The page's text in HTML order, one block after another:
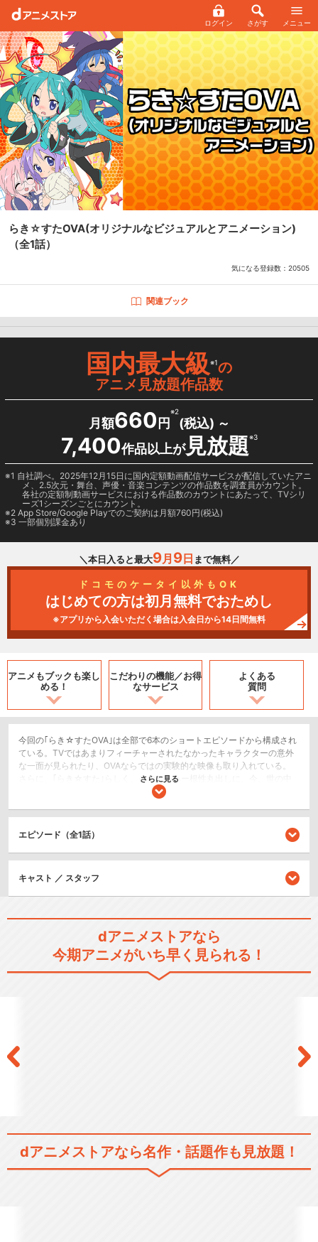
ログイン さがす メニュー
らき☆すたOVA(オリジナルなビジュアルとアニメーション)
（全1話）
気になる登録数： 20505
関連ブック
国内最大級※1の
アニメ見放題作品数
月額660 円
※2
(税込) ～
7,400作品以上が見放題※3
1 自社調べ。2025年12月15日に国内定額動画配信サービスが配信していたアニ
メ、2.5次元・舞台、声優・音楽コンテンツの作品数を調査員がカウント。
各社の定額制動画サービスにおける作品数のカウントにあたって、TVシリ
ーズ1シーズンごとにカウント。
2 App Store/Google Playでのご契約は月額760円(税込)
3 一部個別課金あり
＼本日入ると最大9月 9日 まで無料／
ドコモのケータイ以外もOK
はじめての方は初月無料でおためし
※アプリから入会いただく場合は入会日から14日間無料
アニメもブックも楽し
める！
こだわりの機能／お得
なサービス
よくある
質問
今回の｢らき☆すたOVA｣は全部で6本のショートエピソードから構成され
ている。TVではあまりフィーチャーされたなかったキャラクターの意外
な一面が見られたり、OVAならではの実験的な映像も取り入れている。
さらに、｢らき☆すた｣らしく、そのミーハー根性丸出しに、今、世の中
をリードしているホットなネタも出来る限り取り入れた創りを目指し、
シリーズ／関連のアニメ作品
らき☆すた
さらに見る
エピソード（全1話）
キャスト ／ スタッフ
dアニメストアなら
今期アニメがいち早く見られる！
dアニメストアなら名作・話題作も見放題！